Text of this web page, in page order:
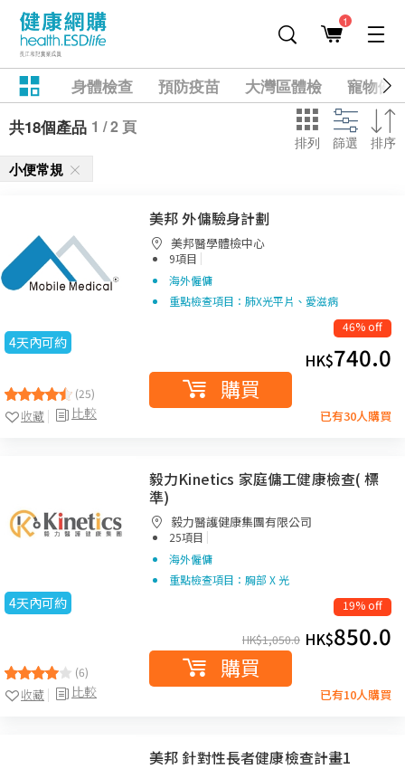
1
身體檢查 預防疫苗 大灣區體檢
寵物健
共18個產品 1 / 2 頁
排列 篩選 排序
小便常規
4天內可約
(25)
比較
收藏
美邦 外傭驗身計劃
美邦醫學體檢中心
9項目 |
海外僱傭
重點檢查項目：肺X光平片、愛滋病
46% off
HK$740.0
購買
已有30人購買
4天內可約
(6)
比較
收藏
毅力Kinetics 家庭傭工健康檢查( 標
準)
毅力醫護健康集團有限公司
25項目 |
海外僱傭
重點檢查項目：胸部 X 光
19% off
HK$1,050.0 HK$850.0
購買
已有10人購買
美邦 針對性長者健康檢查計畫1